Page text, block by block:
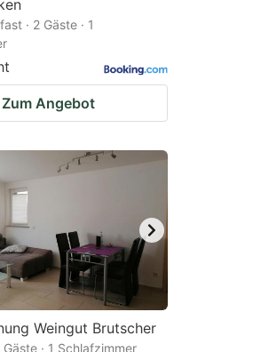
· 2 Gäste · 1
Zum Angebot
Weingut Brutscher
Gäste · 1 Schlafzimmer